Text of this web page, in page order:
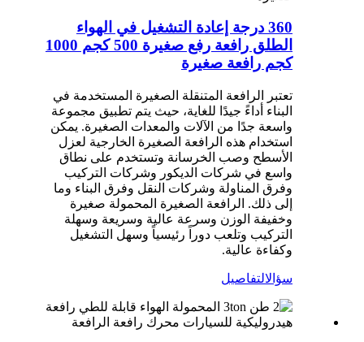
360 درجة إعادة التشغيل في الهواء
الطلق رافعة رفع صغيرة 500 كجم 1000
كجم رافعة صغيرة
تعتبر الرافعة المتنقلة الصغيرة المستخدمة في
البناء أداءً جيدًا للغاية، حيث يتم تطبيق مجموعة
واسعة جدًا من الآلات والمعدات الصغيرة. يمكن
استخدام هذه الرافعة الصغيرة الخارجية لعزل
الأسطح وصب الخرسانة وتستخدم على نطاق
واسع في شركات الديكور وشركات التركيب
وفرق المناولة وشركات النقل وفرق البناء وما
إلى ذلك. الرافعة الصغيرة المحمولة صغيرة
وخفيفة الوزن وسرعة عالية وسريعة وسهلة
التركيب وتلعب دوراً رئيسياً وسهل التشغيل
وكفاءة عالية.
سؤالالتفاصيل